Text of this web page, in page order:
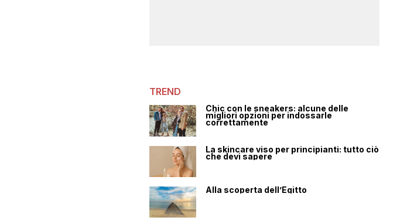
TREND
Chic con le sneakers: alcune delle
migliori opzioni per indossarle
correttamente
La skincare viso per principianti: tutto ciò
che devi sapere
Alla scoperta dell’Egitto